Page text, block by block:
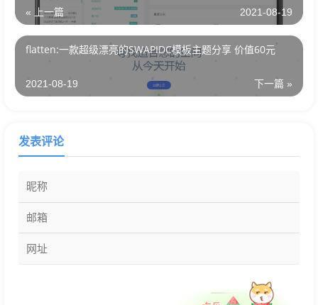
« 上一篇 2021-08-19
flatten:一款超级漂亮的SWAPIDC模板主题分享 价值60元
下一篇 »
2021-08-19
发表评论